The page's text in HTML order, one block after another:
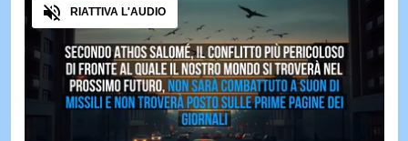
WOW
POP
STORIE
VIDEO
& TV
Audio
RIATTIVA L'AUDIO